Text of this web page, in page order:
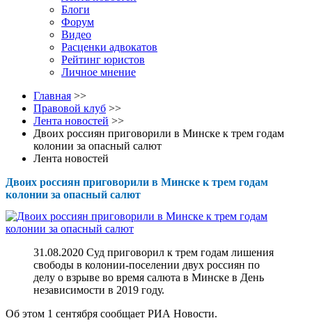
Блоги
Форум
Видео
Расценки адвокатов
Рейтинг юристов
Личное мнение
Главная >>
Правовой клуб >>
Лента новостей >>
Двоих россиян приговорили в Минске к трем годам
колонии за опасный салют
Лента новостей
Двоих россиян приговорили в Минске к трем годам
колонии за опасный салют
31.08.2020 Суд приговорил к трем годам лишения
свободы в колонии-поселении двух россиян по
делу о взрыве во время салюта в Минске в День
независимости в 2019 году.
Об этом 1 сентября сообщает РИА Новости.